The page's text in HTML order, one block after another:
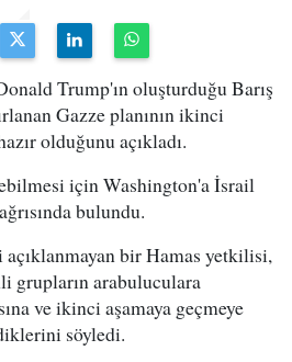
Trump'ın oluşturduğu Barış
Gazze planının ikinci
olduğunu açıkladı.
için Washington'a İsrail
bulundu.
bir Hamas yetkilisi,
grupların arabuluculara
ve ikinci aşamaya geçmeye
söyledi.